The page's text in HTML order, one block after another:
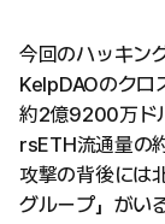
今回のハッキン
KelpDAOのクロ
約2億9200万ド
rsETH流通量の
攻撃の背後には
グループ」がい